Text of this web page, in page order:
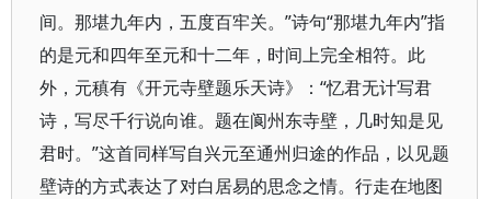
间。那堪九年内，五度百牢关。”诗句“那堪九年内”指
的是元和四年至元和十二年，时间上完全相符。此
外，元稹有《开元寺壁题乐天诗》：“忆君无计写君
诗，写尽千行说向谁。题在阆州东寺壁，几时知是见
君时。”这首同样写自兴元至通州归途的作品，以见题
壁诗的方式表达了对白居易的思念之情。行走在地图